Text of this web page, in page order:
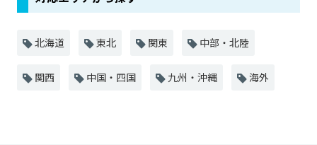
北海道 東北 関東 中部・北陸
関西 中国・四国 九州・沖縄 海外